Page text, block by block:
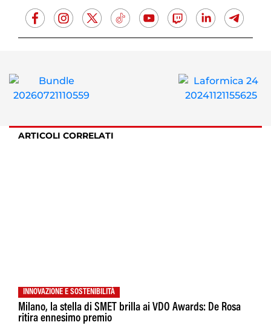
ARTICOLI CORRELATI
INNOVAZIONE E SOSTENIBILITÀ
Milano, la stella di SMET brilla ai VDO Awards: De Rosa
ritira ennesimo premio